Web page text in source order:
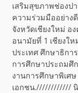
เสริมสุขภาพช่องป
ความร่วมมืออย่าง
จังหวัดเชียงใหม่ อ
อนามัยที่ 1 เชียงใ
ประเทศ ศึกษาธิกา
การศึกษาประถมศึ
งานการศึกษาพิเศ
เอกชน.//////////// นิ